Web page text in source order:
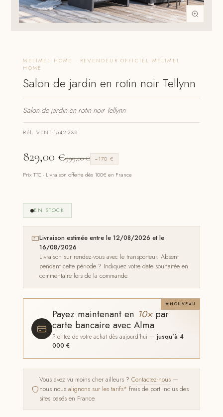
MELIMEL HOME · REVENDEUR OFFICIEL MELIMEL
HOME
Salon de jardin en rotin noir Tellynn
Salon de jardin en rotin noir Tellynn
Réf. VENT-1542-238
829,00 €999,00€ −170 €
Prix TTC · Livraison offerte dès 100€ en France
EN STOCK
Livraison estimée entre le 12/08/2026 et le
16/08/2026
Livraison sur rendez-vous avec le transporteur. Absent
pendant cette période ? Indiquez votre date souhaitée en
commentaire lors de la commande.
NOUVEAU
Payez maintenant en 10×par
carte bancaire avec Alma
Profitez de votre achat dès aujourd'hui —jusqu'à 4
000 €
Vous avez vu moins cher ailleurs ?Contactez-nous —
nous nousalignons sur les tarifs* frais de port inclus des
sites basés en France.